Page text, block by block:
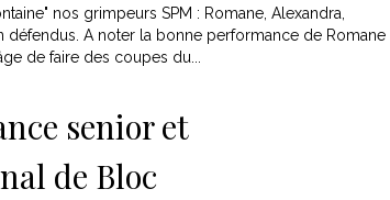
nos grimpeurs SPM : Romane, Alexandra,
défendus. A noter la bonne performance de Romane
de faire des coupes du...
senior et
de Bloc